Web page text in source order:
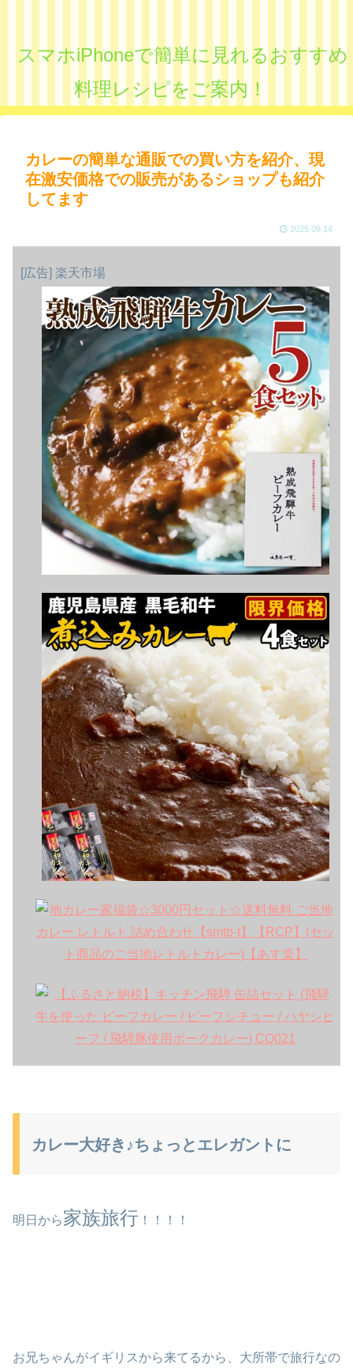
スマホiPhoneで簡単に見れるおすすめ
料理レシピをご案内！
カレーの簡単な通販での買い方を紹介、現
在激安価格での販売があるショップも紹介
してます
2025.09.14
[広告] 楽天市場
カレー大好き♪ちょっとエレガントに
明日から家族旅行 ！！！！
お兄ちゃんがイギリスから来てるから、大所帯で旅行なの